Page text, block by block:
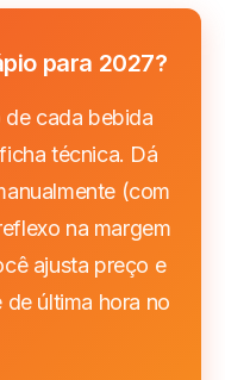
para 2027?
de cada bebida
técnica. Dá
(com
na margem
ajusta preço e
última hora no